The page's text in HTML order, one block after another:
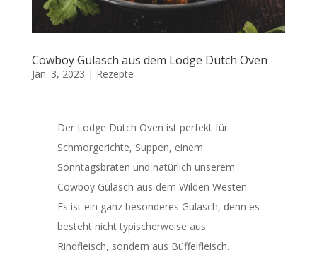
Cowboy Gulasch aus dem Lodge Dutch Oven
Jan. 3, 2023 | Rezepte
Der Lodge Dutch Oven ist perfekt für
Schmorgerichte, Suppen, einem
Sonntagsbraten und natürlich unserem
Cowboy Gulasch aus dem Wilden Westen.
Es ist ein ganz besonderes Gulasch, denn es
besteht nicht typischerweise aus
Rindfleisch, sondern aus Büffelfleisch.